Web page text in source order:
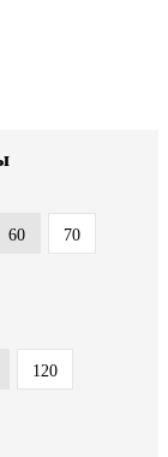
60 70
120